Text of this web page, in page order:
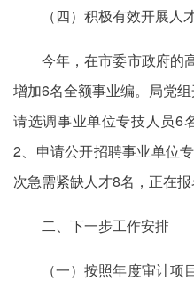
（四）积极有效开展人
今年，在市委市政府的
增加6名全额事业编。局党
请选调事业单位专技人员6
2、申请公开招聘事业单位
次急需紧缺人才8名，正在报
二、下一步工作安排
（一）按照年度审计